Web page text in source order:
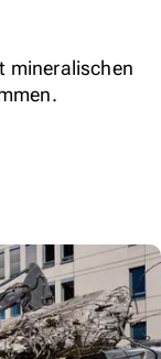
mineralischen